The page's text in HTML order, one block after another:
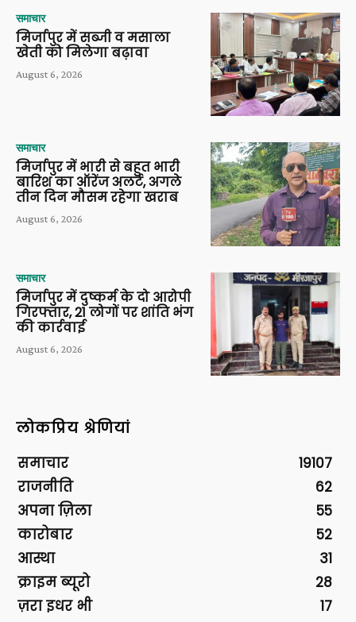
समाचार
मिर्जापुर में सब्जी व मसाला
खेती को मिलेगा बढ़ावा
August 6, 2026
समाचार
मिर्जापुर में भारी से बहुत भारी
बारिश का ऑरेंज अलर्ट, अगले
तीन दिन मौसम रहेगा खराब
August 6, 2026
समाचार
मिर्जापुर में दुष्कर्म के दो आरोपी
गिरफ्तार, 21 लोगों पर शांति भंग
की कार्रवाई
August 6, 2026
लोकप्रिय श्रेणियां
समाचार
19107
राजनीति
62
अपना ज़िला
55
कारोबार
52
आस्था
31
क्राइम ब्यूरो
28
ज़रा इधर भी
17